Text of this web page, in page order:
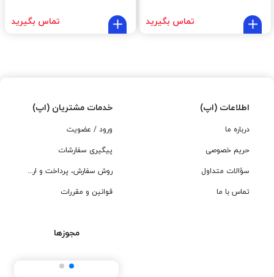
تماس بگیرید تماس بگیرید
اطلاعات (اپ)
درباره ما
حریم خصوصی
سؤالات متداول
تماس با ما
خدمات مشتریان (اپ)
ورود / عضویت
پیگیری سفارشات
روش سفارش، پرداخت و ارسال
قوانین و مقررات
مجوزها